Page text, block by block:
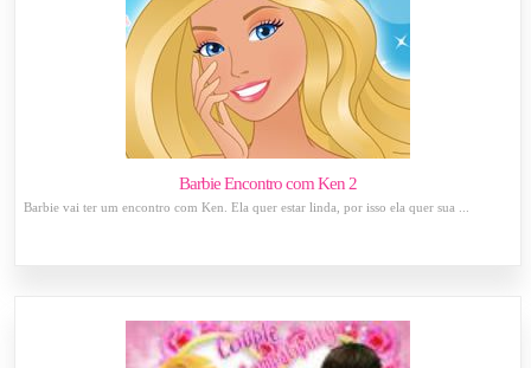
Barbie Encontro com Ken 2
Barbie vai ter um encontro com Ken. Ela quer estar linda, por isso ela quer sua ...